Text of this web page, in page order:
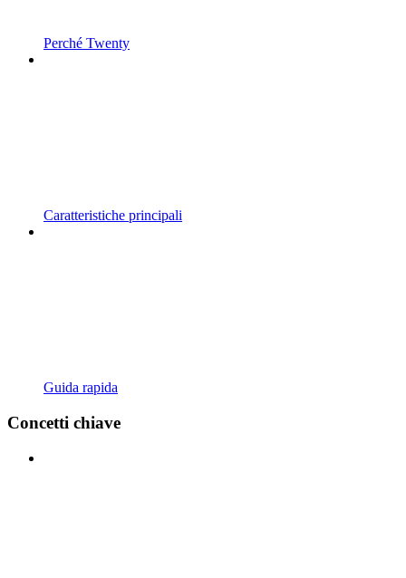
Perché Twenty
Caratteristiche principali
Guida rapida
Concetti chiave